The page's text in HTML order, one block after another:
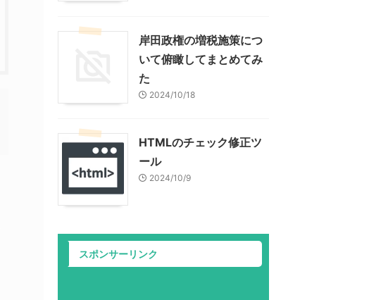
岸田政権の増税施策につ
いて俯瞰してまとめてみ
た
2024/10/18
HTMLのチェック修正ツ
ール
2024/10/9
スポンサーリンク